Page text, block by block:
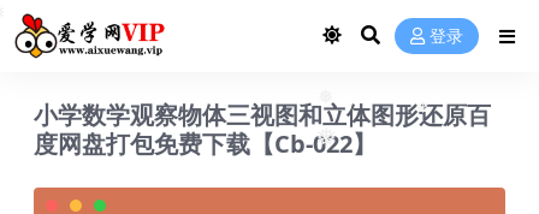
❅
❅
❅
登录
小学数学观察物体三视图和立体图形还原百
度网盘打包免费下载【Cb-022】